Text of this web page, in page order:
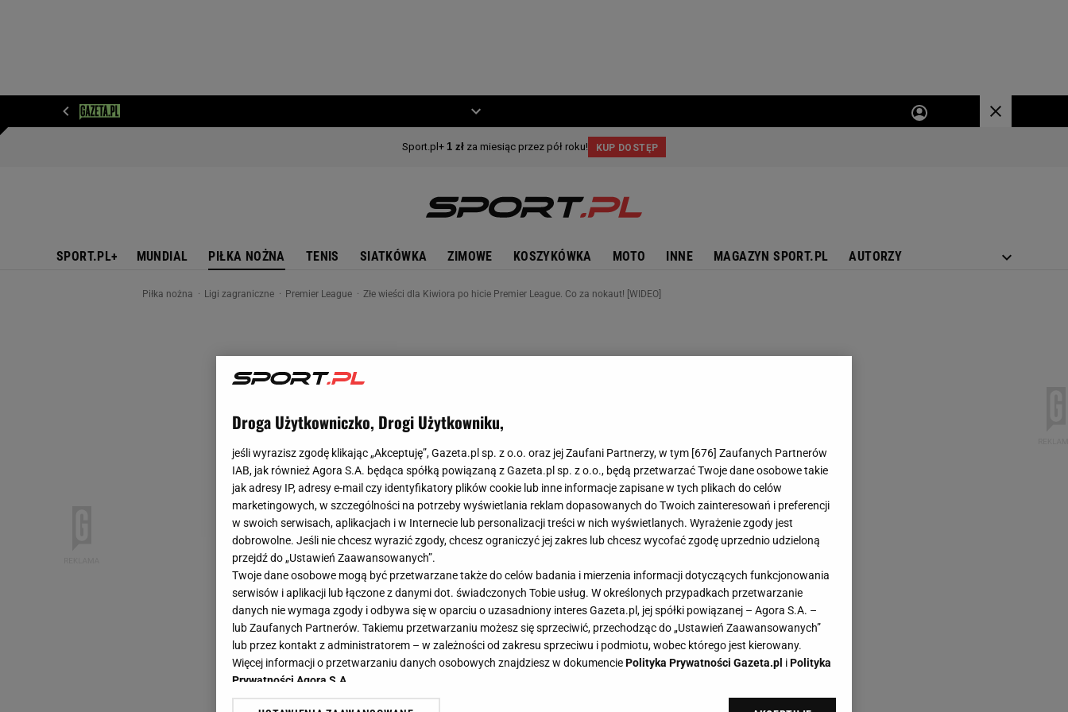
SPORT.PL+ MUNDIAL PIŁKA NOŻNA TENIS SIATKÓWKA ZIMOWE KOSZYKÓWKA MOTO INNE MAGAZYN SPORT.PL AUTORZY
Piłka nożna Ligi zagraniczne Premier League Złe wieści dla Kiwiora po hicie Premier League. Co za nokaut! [WIDEO]
Droga Użytkowniczko, Drogi Użytkowniku,
jeśli wyrazisz zgodę klikając „Akceptuję”, Gazeta.pl sp. z o.o. oraz jej Zaufani Partnerzy, w tym [676] Zaufanych Partnerów
IAB, jak również Agora S.A. będąca spółką powiązaną z Gazeta.pl sp. z o.o., będą przetwarzać Twoje dane osobowe takie
jak adresy IP, adresy e-mail czy identyfikatory plików cookie lub inne informacje zapisane w tych plikach do celów
marketingowych, w szczególności na potrzeby wyświetlania reklam dopasowanych do Twoich zainteresowań i preferencji
w swoich serwisach, aplikacjach i w Internecie lub personalizacji treści w nich wyświetlanych. Wyrażenie zgody jest
dobrowolne. Jeśli nie chcesz wyrazić zgody, chcesz ograniczyć jej zakres lub chcesz wycofać zgodę uprzednio udzieloną
przejdź do „Ustawień Zaawansowanych”.
Twoje dane osobowe mogą być przetwarzane także do celów badania i mierzenia informacji dotyczących funkcjonowania
serwisów i aplikacji lub łączone z danymi dot. świadczonych Tobie usług. W określonych przypadkach przetwarzanie
danych nie wymaga zgody i odbywa się w oparciu o uzasadniony interes Gazeta.pl, jej spółki powiązanej – Agora S.A. –
lub Zaufanych Partnerów. Takiemu przetwarzaniu możesz się sprzeciwić, przechodząc do „Ustawień Zaawansowanych”
lub przez kontakt z administratorem – w zależności od zakresu sprzeciwu i podmiotu, wobec którego jest kierowany.
Więcej informacji o przetwarzaniu danych osobowych znajdziesz w dokumenciePolityka Prywatności Gazeta.pl iPolityka
Prywatności Agora S.A.